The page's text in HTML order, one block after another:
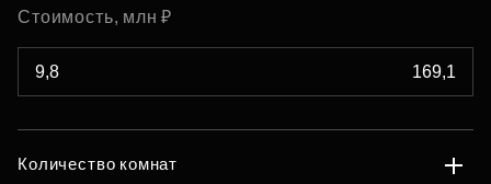
Стоимость, млн ₽
Количество комнат